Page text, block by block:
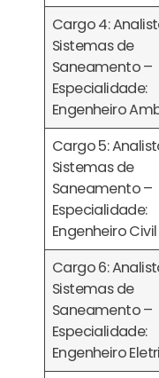
Cargo 4:
Sistemas de
Saneamento –
Especialidade:
Engenheiro
Cargo 5:
Sistemas de
Saneamento –
Especialidade:
Engenheiro Civil
Cargo 6:
Sistemas de
Saneamento –
Especialidade:
Engenheiro